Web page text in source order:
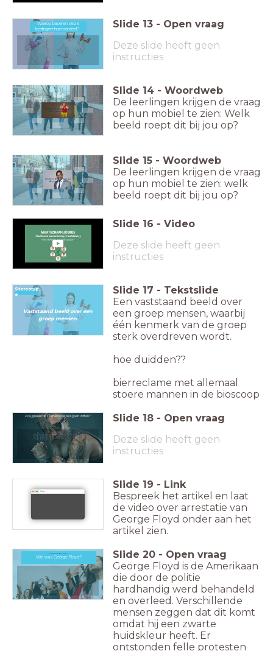
Waarop baseren deze leerlingen hun oordeel?
Waarop baseren deze
leerlingen hun oordeel?
Slide 13 - Open vraag
Deze slide heeft geen
instructies
Welke indruk krijg jij bij
deze persoon?
Slide 14 - Woordweb
De leerlingen krijgen de vraag
op hun mobiel te zien: Welk
beeld roept dit bij jou op?
Welke indruk krijg jij bij
deze persoon?
Slide 15 - Woordweb
De leerlingen krijgen de vraag
op hun mobiel te zien: welk
beeld roept dit bij jou op?
Slide 16 - Video
Deze slide heeft geen
instructies
Stereotyp
e
Vaststaand beeld over een
groep mensen.
Slide 17 - Tekstslide
Een vaststaand beeld over
een groep mensen, waarbij
één kenmerk van de groep
sterk overdreven wordt.
hoe duidden??
bierreclame met allemaal
stoere mannen in de bioscoop
Zou jij naast deze man in de bios gaan zitten? Slide 18 - Open vraag
Deze slide heeft geen
instructies
https:
Slide 19 - Link
Bespreek het artikel en laat
de video over arrestatie van
George Floyd onder aan het
artikel zien.
Wie was George Floyd?
Wie was George Floyd? Slide 20 - Open vraag
George Floyd is de Amerikaan
die door de politie
hardhandig werd behandeld
en overleed. Verschillende
mensen zeggen dat dit komt
omdat hij een zwarte
huidskleur heeft. Er
ontstonden felle protesten